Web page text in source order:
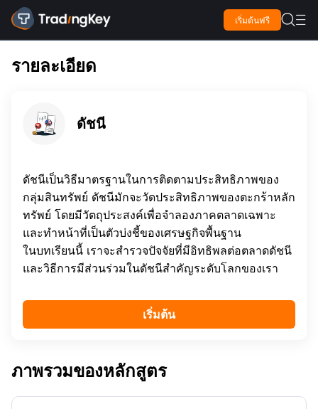
เริ่มต้นฟรี  
รายละเอียด
ดัชนี
ดัชนีเป็นวิธีมาตรฐานในการติดตามประสิทธิภาพของ
กลุ่มสินทรัพย์ ดัชนีมักจะวัดประสิทธิภาพของตะกร้าหลัก
ทรัพย์ โดยมีวัตถุประสงค์เพื่อจำลองภาคตลาดเฉพาะ
และทำหน้าที่เป็นตัวบ่งชี้ของเศรษฐกิจพื้นฐาน
ในบทเรียนนี้ เราจะสำรวจปัจจัยที่มีอิทธิพลต่อตลาดดัชนี
และวิธีการมีส่วนร่วมในดัชนีสำคัญระดับโลกของเรา
เริ่มต้น
ภาพรวมของหลักสูตร